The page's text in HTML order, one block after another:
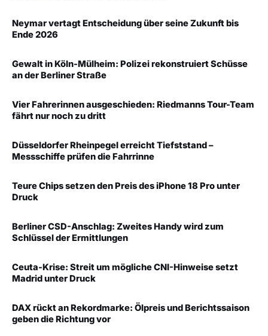
Neymar vertagt Entscheidung über seine Zukunft bis
Ende 2026
Gewalt in Köln-Mülheim: Polizei rekonstruiert Schüsse
an der Berliner Straße
Vier Fahrerinnen ausgeschieden: Riedmanns Tour-Team
fährt nur noch zu dritt
Düsseldorfer Rheinpegel erreicht Tiefststand –
Messschiffe prüfen die Fahrrinne
Teure Chips setzen den Preis des iPhone 18 Pro unter
Druck
Berliner CSD-Anschlag: Zweites Handy wird zum
Schlüssel der Ermittlungen
Ceuta-Krise: Streit um mögliche CNI-Hinweise setzt
Madrid unter Druck
DAX rückt an Rekordmarke: Ölpreis und Berichtssaison
geben die Richtung vor